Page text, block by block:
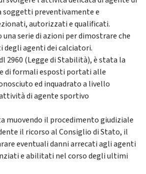
soggetti preventivamente e
autorizzati e qualificati.
una serie di azioni per dimostrare che
agenti dei calciatori.
2960 (Legge di Stabilità), è stata la
di formali esposti portati alle
ed inquadrato a livello
di agente sportivo
muovendo il procedimento giudiziale
il ricorso al Consiglio di Stato, il
eventuali danni arrecati agli agenti
e abilitati nel corso degli ultimi